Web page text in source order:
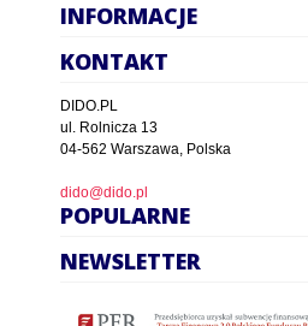
INFORMACJE
KONTAKT
DIDO.PL
ul. Rolnicza 13
04-562 Warszawa, Polska
dido@dido.pl
POPULARNE
NEWSLETTER